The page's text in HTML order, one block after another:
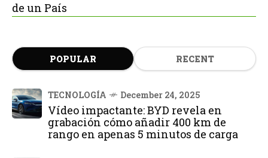
de un País
POPULAR RECENT
TECNOLOGÍA December 24, 2025
Vídeo impactante: BYD revela en
grabación cómo añadir 400 km de
rango en apenas 5 minutos de carga